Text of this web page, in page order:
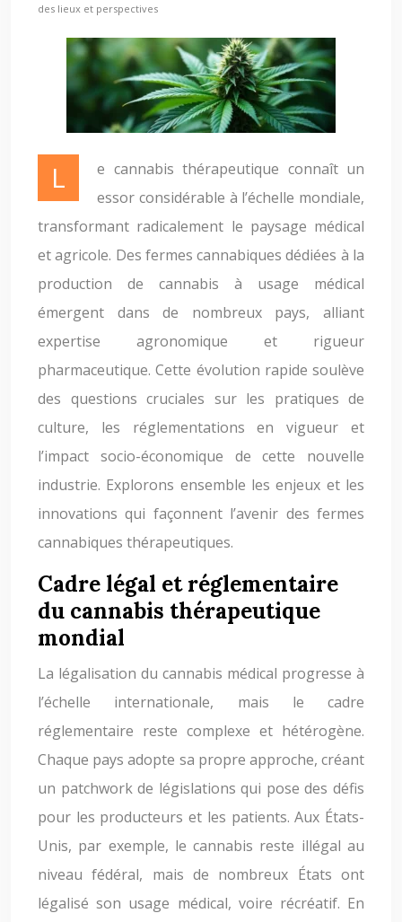
des lieux et perspectives
Le cannabis thérapeutique connaît un
essor considérable à l’échelle mondiale,
transformant radicalement le paysage médical
et agricole. Des fermes cannabiques dédiées à la
production de cannabis à usage médical
émergent dans de nombreux pays, alliant
expertise agronomique et rigueur
pharmaceutique. Cette évolution rapide soulève
des questions cruciales sur les pratiques de
culture, les réglementations en vigueur et
l’impact socio-économique de cette nouvelle
industrie. Explorons ensemble les enjeux et les
innovations qui façonnent l’avenir des fermes
cannabiques thérapeutiques.
Cadre légal et réglementaire
du cannabis thérapeutique
mondial
La légalisation du cannabis médical progresse à
l’échelle internationale, mais le cadre
réglementaire reste complexe et hétérogène.
Chaque pays adopte sa propre approche, créant
un patchwork de législations qui pose des défis
pour les producteurs et les patients. Aux États-
Unis, par exemple, le cannabis reste illégal au
niveau fédéral, mais de nombreux États ont
légalisé son usage médical, voire récréatif. En